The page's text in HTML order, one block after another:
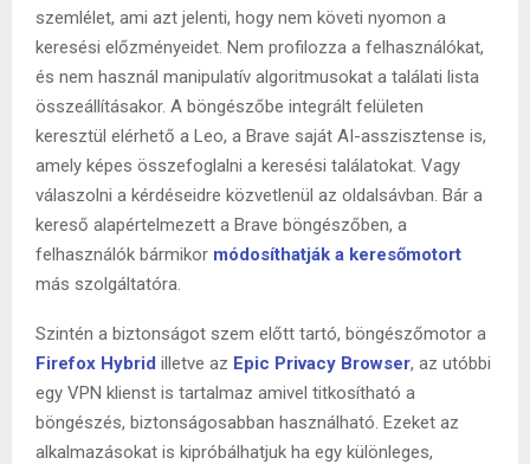
szemlélet, ami azt jelenti, hogy nem követi nyomon a
keresési előzményeidet. Nem profilozza a felhasználókat,
és nem használ manipulatív algoritmusokat a találati lista
összeállításakor. A böngészőbe integrált felületen
keresztül elérhető a Leo, a Brave saját AI-asszisztense is,
amely képes összefoglalni a keresési találatokat. Vagy
válaszolni a kérdéseidre közvetlenül az oldalsávban. Bár a
kereső alapértelmezett a Brave böngészőben, a
felhasználók bármikor módosíthatják a keresőmotort
más szolgáltatóra.
Szintén a biztonságot szem előtt tartó, böngészőmotor a
Firefox Hybrid illetve az Epic Privacy Browser, az utóbbi
egy VPN klienst is tartalmaz amivel titkosítható a
böngészés, biztonságosabban használható. Ezeket az
alkalmazásokat is kipróbálhatjuk ha egy különleges,